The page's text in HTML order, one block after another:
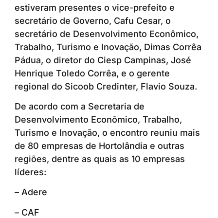
estiveram presentes o vice-prefeito e
secretário de Governo, Cafu Cesar, o
secretário de Desenvolvimento Econômico,
Trabalho, Turismo e Inovação, Dimas Corrêa
Pádua, o diretor do Ciesp Campinas, José
Henrique Toledo Corrêa, e o gerente
regional do Sicoob Credinter, Flavio Souza.
De acordo com a Secretaria de
Desenvolvimento Econômico, Trabalho,
Turismo e Inovação, o encontro reuniu mais
de 80 empresas de Hortolândia e outras
regiões, dentre as quais as 10 empresas
líderes:
– Adere
– CAF